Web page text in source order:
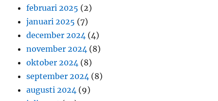
februari 2025 (2)
januari 2025 (7)
december 2024 (4)
november 2024 (8)
oktober 2024 (8)
september 2024 (8)
augusti 2024 (9)